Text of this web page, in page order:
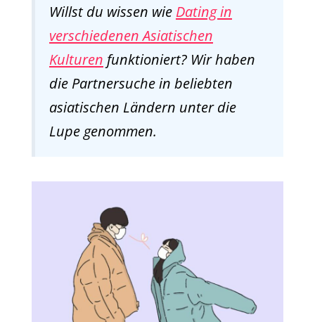
Willst du wissen wie Dating in
verschiedenen Asiatischen
Kulturen funktioniert? Wir haben
die Partnersuche in beliebten
asiatischen Ländern unter die
Lupe genommen.